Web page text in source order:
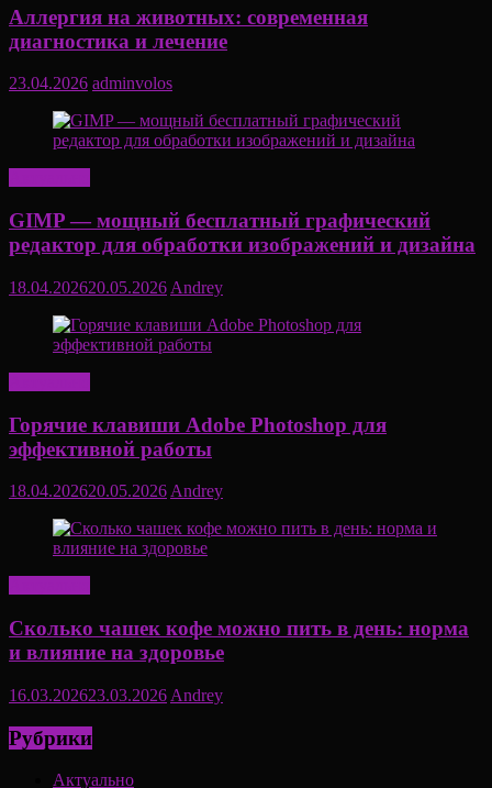
Аллергия на животных: современная
диагностика и лечение
23.04.2026 adminvolos
GIMP — мощный бесплатный графический
редактор для обработки изображений и дизайна
18.04.202620.05.2026 Andrey
Горячие клавиши Adobe Photoshop для
эффективной работы
18.04.202620.05.2026 Andrey
Сколько чашек кофе можно пить в день: норма
и влияние на здоровье
16.03.202623.03.2026 Andrey
Рубрики
Актуально